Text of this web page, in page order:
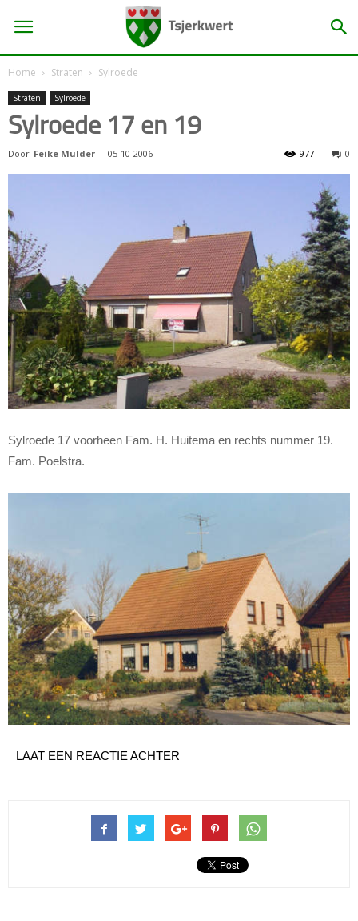
Home Straten Sylroede
Straten Sylroede
Sylroede 17 en 19
Door Feike Mulder - 05-10-2006 0
977
Sylroede 17 voorheen Fam. H. Huitema en rechts nummer 19.
Fam. Poelstra.
LAAT EEN REACTIE ACHTER